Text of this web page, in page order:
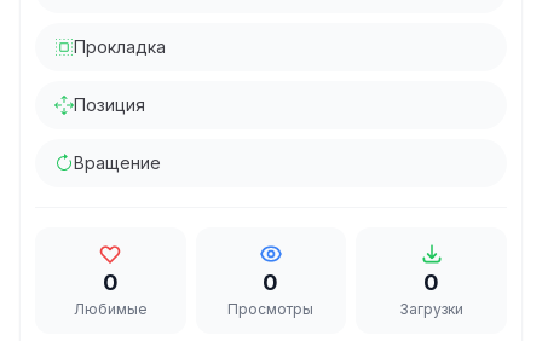
Прокладка
Позиция
Вращение
0
Любимые
0
Просмотры
0
Загрузки